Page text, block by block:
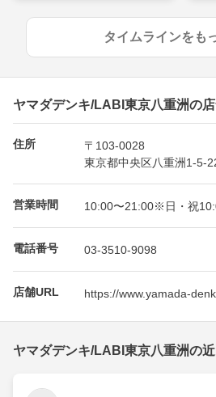
タイムラインをも
ヤマダデンキ/LABI東京八重洲の
住所
〒103-0028
東京都中央区八重洲1-5-
営業時間 10:00〜21:00※日・祝
電話番号 03-3510-9098
店舗URL https://www.yamada-
ヤマダデンキ/LABI東京八重洲の